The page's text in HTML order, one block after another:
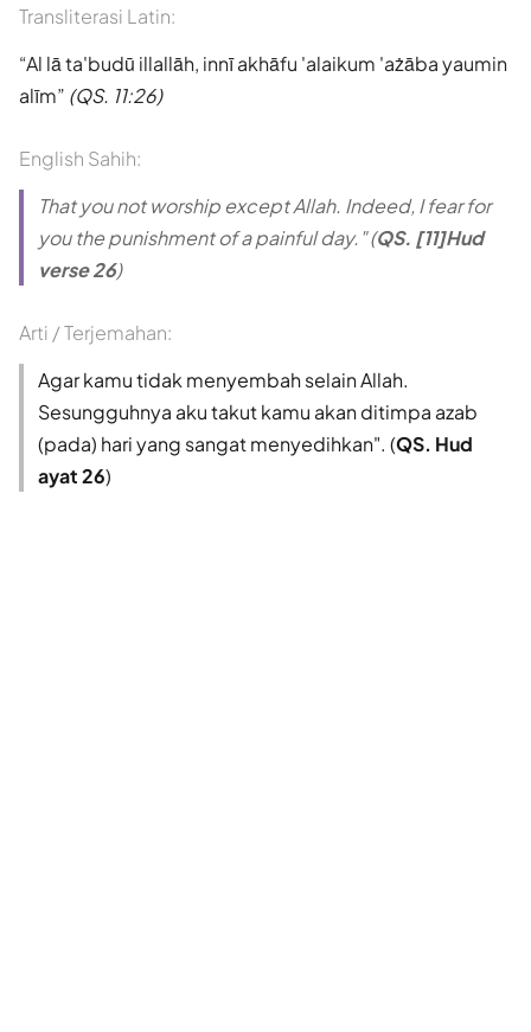
Transliterasi Latin:
Al lā ta'budū illallāh, innī akhāfu 'alaikum 'ażāba yaumin
alīm (QS. 11:26)
English Sahih:
That you not worship except Allah. Indeed, I fear for
you the punishment of a painful day." (QS. [11]Hud
verse 26)
Arti / Terjemahan:
Agar kamu tidak menyembah selain Allah.
Sesungguhnya aku takut kamu akan ditimpa azab
(pada) hari yang sangat menyedihkan". (QS. Hud
ayat 26)